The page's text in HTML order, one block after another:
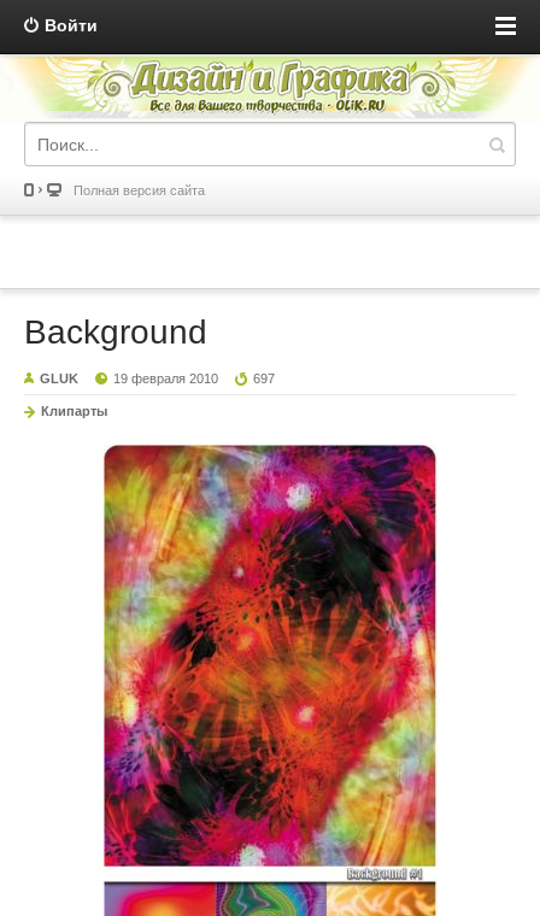
Войти
Полная версия сайта
Background
GLUK 19 февраля 2010 697
Клипарты